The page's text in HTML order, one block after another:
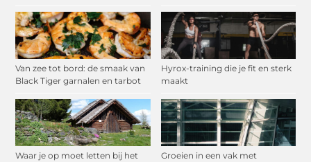
Van zee tot bord: de smaak van
Black Tiger garnalen en tarbot
Hyrox-training die je fit en sterk
maakt
Waar je op moet letten bij het
Groeien in een vak met